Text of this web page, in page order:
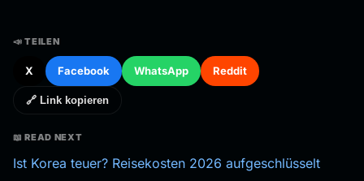
📣 TEILEN
X Facebook WhatsApp Reddit
🔗 Link kopieren
📖 READ NEXT
Ist Korea teuer? Reisekosten 2026 aufgeschlüsselt